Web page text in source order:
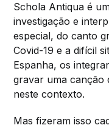
Schola Antiqua é
investigação e
especial, do canto
Covid-19 e a difícil
Espanha, os
gravar uma canção
neste contexto.
Mas fizeram isso